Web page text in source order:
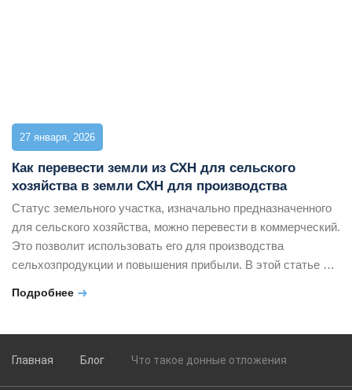
27 января, 2026
Как перевести земли из СХН для сельского
хозяйства в земли СХН для производства
Статус земельного участка, изначально предназначенного
для сельского хозяйства, можно перевести в коммерческий.
Это позволит использовать его для производства
сельхозпродукции и повышения прибыли. В этой статье мы
СХН для сельского хозяйства в земли СХН для
лица. […]
Подробнее
Главная Блог Что такое донные отложения